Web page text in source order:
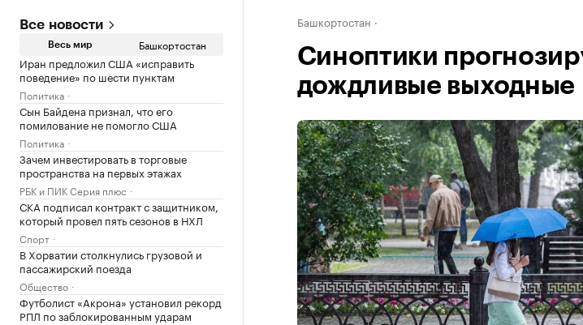
Все новости
Весь мир Башкортостан
Иран предложил США «исправить
поведение» по шести пунктам
Политика
Сын Байдена признал, что его
помилование не помогло США
Политика
Зачем инвестировать в торговые
пространства на первых этажах
РБК и ПИК Серия плюс
СКА подписал контракт с защитником,
который провел пять сезонов в НХЛ
Спорт
В Хорватии столкнулись грузовой и
пассажирский поезда
Общество
Футболист «Акрона» установил рекорд
РПЛ по заблокированным ударам
Башкортостан
Синоптики
дождливые выходные